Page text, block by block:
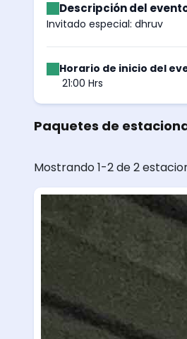
Descripción del
Invitado especial: dhruv
Horario de inicio del
21:00 Hrs
Paquetes de
Mostrando 1-2 de 2